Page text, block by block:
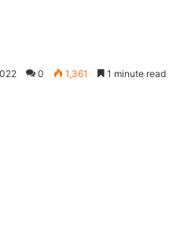
0 1,361 1 minute read